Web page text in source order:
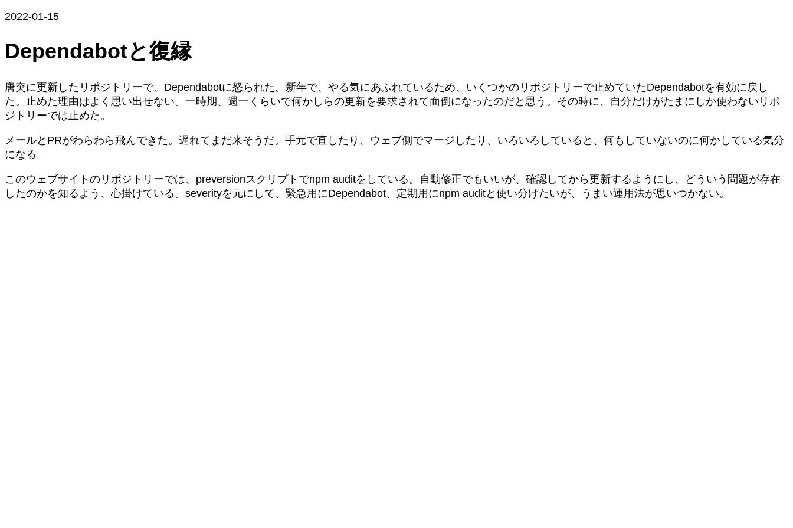
2022-01-15
Dependabotと復縁
唐突に更新したリポジトリーで、Dependabotに怒られた。新年で、やる気にあふれているため、いくつかのリポジトリーで止めていたDependabotを有効に戻し
た。止めた理由はよく思い出せない。一時期、週一くらいで何かしらの更新を要求されて面倒になったのだと思う。その時に、自分だけがたまにしか使わないリポ
ジトリーでは止めた。
メールとPRがわらわら飛んできた。遅れてまだ来そうだ。手元で直したり、ウェブ側でマージしたり、いろいろしていると、何もしていないのに何かしている気分
になる。
このウェブサイトのリポジトリーでは、preversionスクリプトでnpm auditをしている。自動修正でもいいが、確認してから更新するようにし、どういう問題が存在
したのかを知るよう、心掛けている。severityを元にして、緊急用にDependabot、定期用にnpm auditと使い分けたいが、うまい運用法が思いつかない。